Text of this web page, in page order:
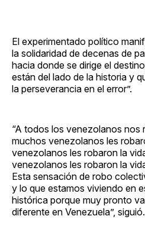
El experimentado político
la solidaridad de decenas de
hacia donde se dirige el
están del lado de la historia y
la perseverancia en el error”.
“A todos los venezolanos nos
muchos venezolanos les
venezolanos les robaron la
venezolanos les robaron la
Esta sensación de robo
y lo que estamos viviendo en
histórica porque muy pronto
diferente en Venezuela”, siguió.